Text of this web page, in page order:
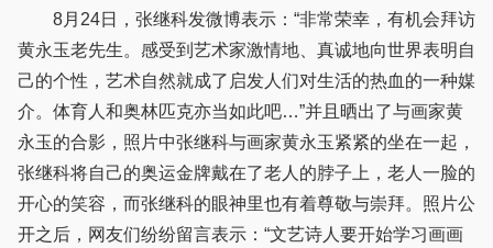
8月24日，张继科发微博表示：“非常荣幸，有机会拜访
黄永玉老先生。感受到艺术家激情地、真诚地向世界表明自
己的个性，艺术自然就成了启发人们对生活的热血的一种媒
介。体育人和奥林匹克亦当如此吧…”并且晒出了与画家黄
永玉的合影，照片中张继科与画家黄永玉紧紧的坐在一起，
张继科将自己的奥运金牌戴在了老人的脖子上，老人一脸的
开心的笑容，而张继科的眼神里也有着尊敬与崇拜。照片公
开之后，网友们纷纷留言表示：“文艺诗人要开始学习画画